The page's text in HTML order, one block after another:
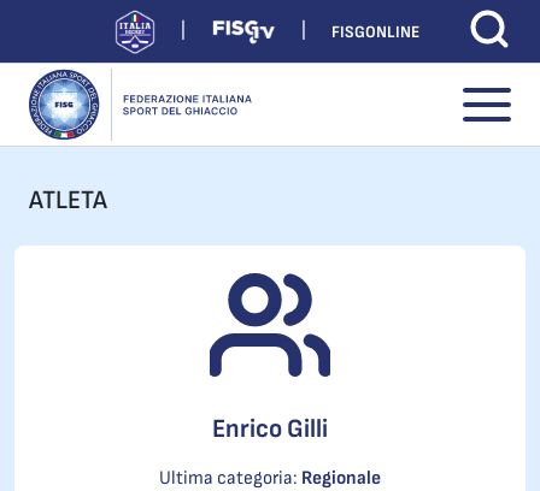
FISGONLINE
ATLETA
Enrico Gilli
Ultima categoria: Regionale